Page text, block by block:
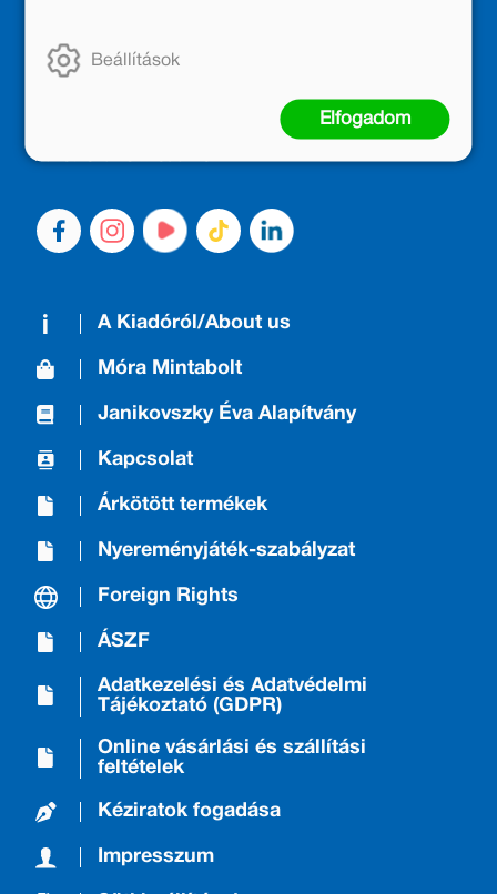
CSALÁDTAG
Kiadónk generációkat ajándékozott és ajándékoz meg az
olvasás örömével, olvasni szerető gyerekekből olvasni
szerető felnőttek lettek, akik mindezt továbbadták a
A Kiadóról/About us
Móra Mintabolt
Janikovszky Éva Alapítvány
Kapcsolat
Árkötött termékek
Nyereményjáték-szabályzat
Foreign Rights
ÁSZF
Adatkezelési és Adatvédelmi
Tájékoztató (GDPR)
Online vásárlási és szállítási
feltételek
Kéziratok fogadása
Impresszum
Beállítások
Elfogadom